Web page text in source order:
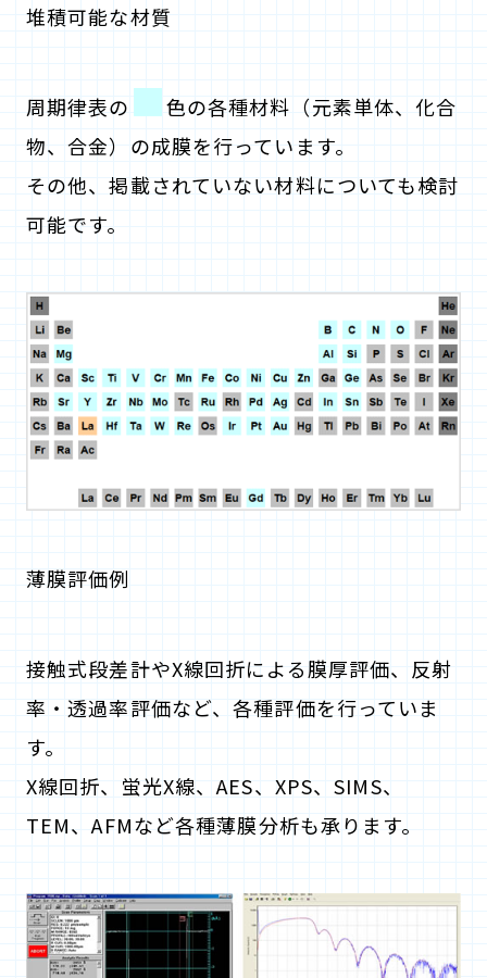
堆積可能な材質
周期律表の ■色の各種材料（元素単体、化合
物、合金）の成膜を行っています。
その他、掲載されていない材料についても検討
可能です。
薄膜評価例
接触式段差計やX線回折による膜厚評価、反射
率・透過率評価など、各種評価を行っていま
す。
X線回折、蛍光X線、AES、XPS、SIMS、
TEM、AFMなど各種薄膜分析も承ります。